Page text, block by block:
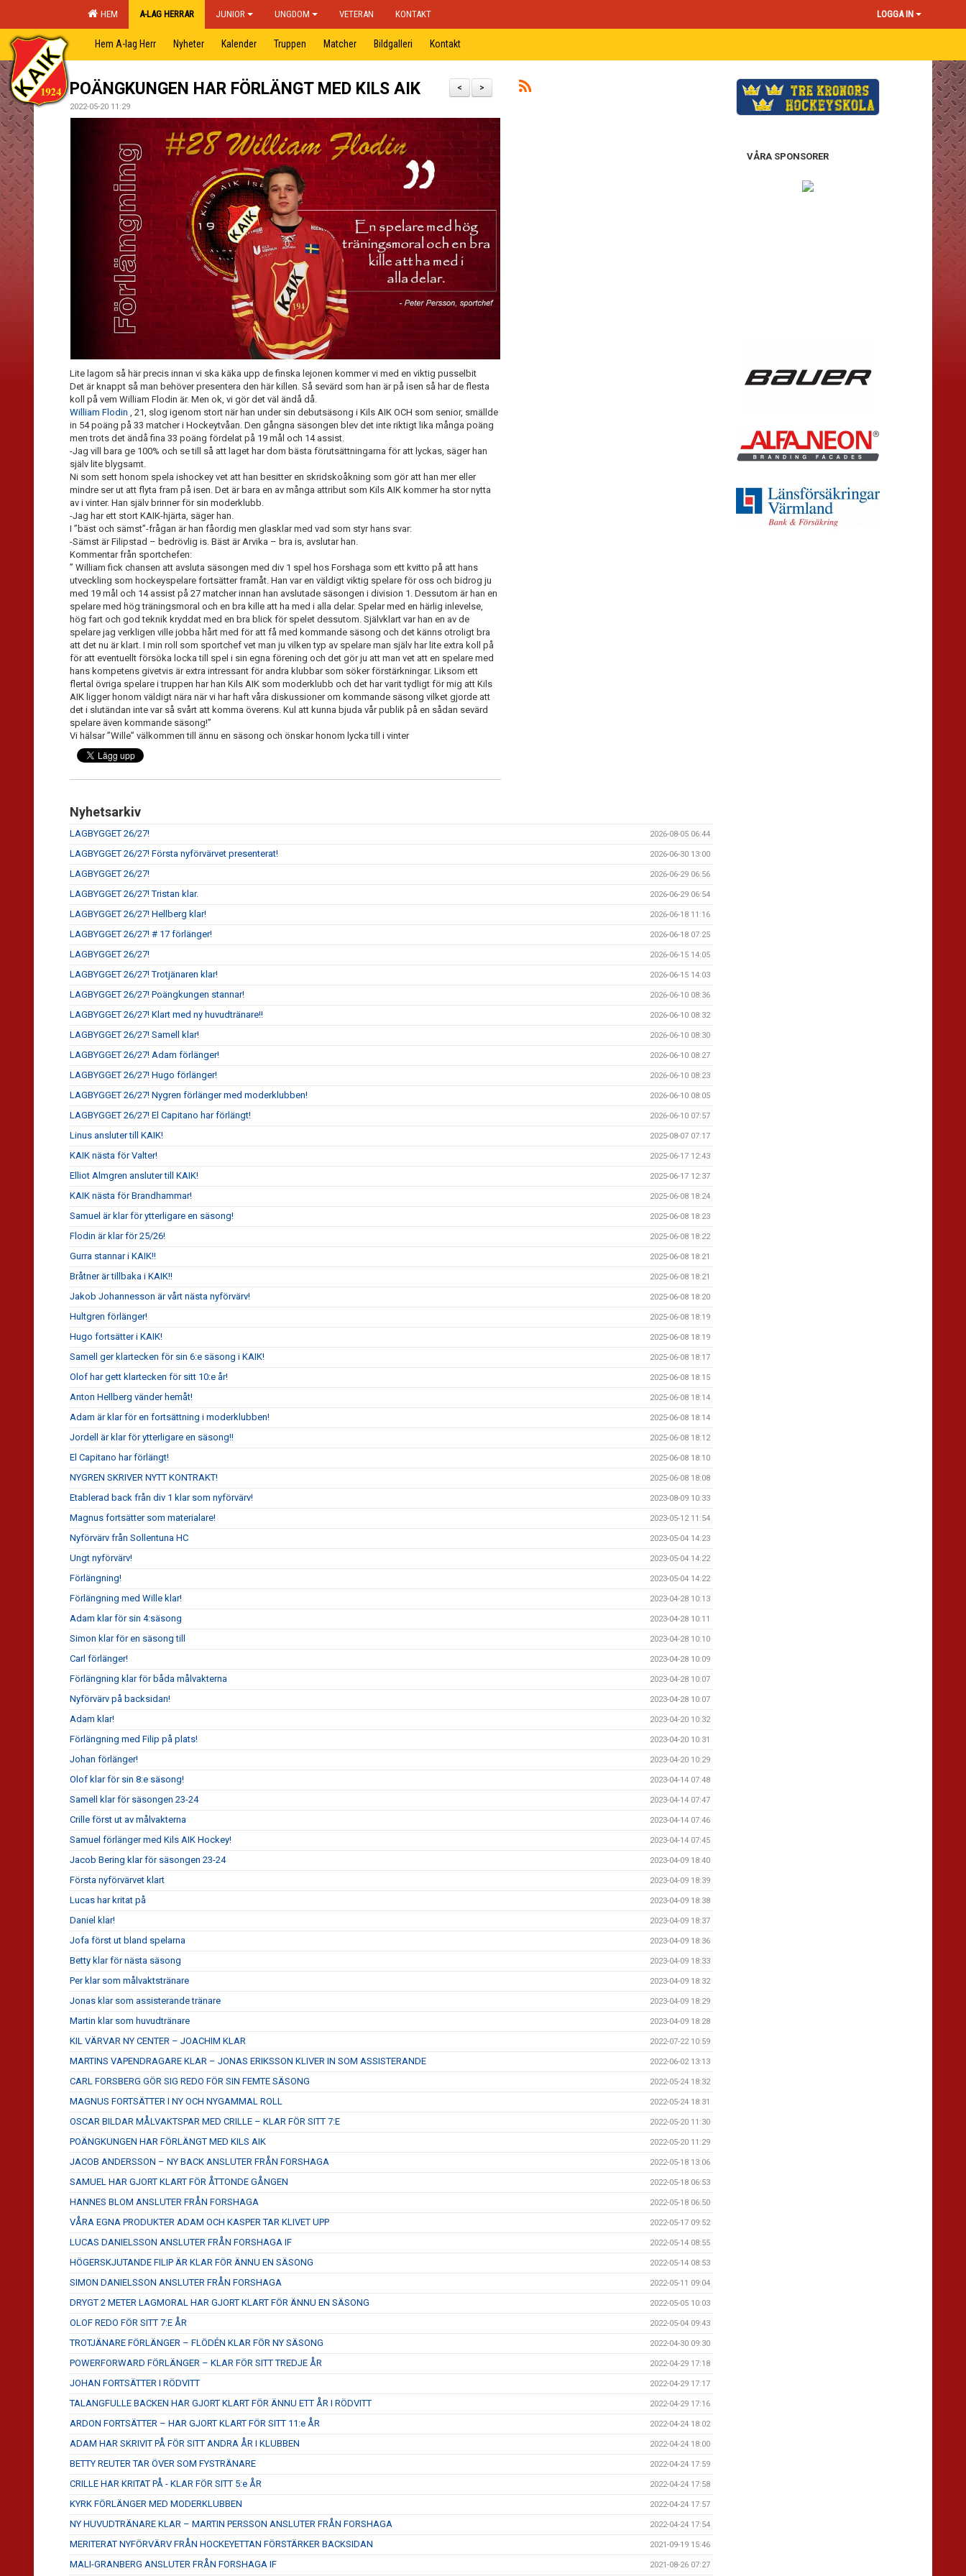
HEM A-LAG HERRAR JUNIOR UNGDOM VETERAN KONTAKT LOGGA IN
Hem A-lag Herr Nyheter Kalender Truppen Matcher Bildgalleri Kontakt
>
<
POÄNGKUNGEN HAR FÖRLÄNGT MED KILS AIK
2022-05-20 11:29
Lite lagom så här precis innan vi ska käka upp de finska lejonen kommer vi med en viktig pusselbit
Det är knappt så man behöver presentera den här killen. Så sevärd som han är på isen så har de flesta
koll på vem William Flodin är. Men ok, vi gör det väl ändå då.
William Flodin , 21, slog igenom stort när han under sin debutsäsong i Kils AIK OCH som senior, smällde
in 54 poäng på 33 matcher i Hockeytvåan. Den gångna säsongen blev det inte riktigt lika många poäng
men trots det ändå fina 33 poäng fördelat på 19 mål och 14 assist.
-Jag vill bara ge 100% och se till så att laget har dom bästa förutsättningarna för att lyckas, säger han
själv lite blygsamt.
Ni som sett honom spela ishockey vet att han besitter en skridskoåkning som gör att han mer eller
mindre ser ut att flyta fram på isen. Det är bara en av många attribut som Kils AIK kommer ha stor nytta
av i vinter. Han själv brinner för sin moderklubb.
-Jag har ett stort KAIK-hjärta, säger han.
I ”bäst och sämst”-frågan är han fåordig men glasklar med vad som styr hans svar:
-Sämst är Filipstad – bedrövlig is. Bäst är Arvika – bra is, avslutar han.
Kommentar från sportchefen:
” William fick chansen att avsluta säsongen med div 1 spel hos Forshaga som ett kvitto på att hans
utveckling som hockeyspelare fortsätter framåt. Han var en väldigt viktig spelare för oss och bidrog ju
med 19 mål och 14 assist på 27 matcher innan han avslutade säsongen i division 1. Dessutom är han en
spelare med hög träningsmoral och en bra kille att ha med i alla delar. Spelar med en härlig inlevelse,
hög fart och god teknik kryddat med en bra blick för spelet dessutom. Självklart var han en av de
spelare jag verkligen ville jobba hårt med för att få med kommande säsong och det känns otroligt bra
att det nu är klart. I min roll som sportchef vet man ju vilken typ av spelare man själv har lite extra koll på
för att eventuellt försöka locka till spel i sin egna förening och det gör ju att man vet att en spelare med
hans kompetens givetvis är extra intressant för andra klubbar som söker förstärkningar. Liksom ett
flertal övriga spelare i truppen har han Kils AIK som moderklubb och det har varit tydligt för mig att Kils
AIK ligger honom väldigt nära när vi har haft våra diskussioner om kommande säsong vilket gjorde att
det i slutändan inte var så svårt att komma överens. Kul att kunna bjuda vår publik på en sådan sevärd
spelare även kommande säsong!”
Vi hälsar ”Wille” välkommen till ännu en säsong och önskar honom lycka till i vinter
Nyhetsarkiv
LAGBYGGET 26/27! 2026-08-05 06:44
LAGBYGGET 26/27! Första nyförvärvet presenterat! 2026-06-30 13:00
LAGBYGGET 26/27! 2026-06-29 06:56
LAGBYGGET 26/27! Tristan klar. 2026-06-29 06:54
LAGBYGGET 26/27! Hellberg klar! 2026-06-18 11:16
LAGBYGGET 26/27! # 17 förlänger! 2026-06-18 07:25
LAGBYGGET 26/27! 2026-06-15 14:05
LAGBYGGET 26/27! Trotjänaren klar! 2026-06-15 14:03
LAGBYGGET 26/27! Poängkungen stannar! 2026-06-10 08:36
LAGBYGGET 26/27! Klart med ny huvudtränare!! 2026-06-10 08:32
LAGBYGGET 26/27! Samell klar! 2026-06-10 08:30
LAGBYGGET 26/27! Adam förlänger! 2026-06-10 08:27
LAGBYGGET 26/27! Hugo förlänger! 2026-06-10 08:23
LAGBYGGET 26/27! Nygren förlänger med moderklubben! 2026-06-10 08:05
LAGBYGGET 26/27! El Capitano har förlängt! 2026-06-10 07:57
Linus ansluter till KAIK! 2025-08-07 07:17
KAIK nästa för Valter! 2025-06-17 12:43
Elliot Almgren ansluter till KAIK! 2025-06-17 12:37
KAIK nästa för Brandhammar! 2025-06-08 18:24
Samuel är klar för ytterligare en säsong! 2025-06-08 18:23
Flodin är klar för 25/26! 2025-06-08 18:22
Gurra stannar i KAIK!! 2025-06-08 18:21
Bråtner är tillbaka i KAIK!! 2025-06-08 18:21
Jakob Johannesson är vårt nästa nyförvärv! 2025-06-08 18:20
Hultgren förlänger! 2025-06-08 18:19
Hugo fortsätter i KAIK! 2025-06-08 18:19
Samell ger klartecken för sin 6:e säsong i KAIK! 2025-06-08 18:17
Olof har gett klartecken för sitt 10:e år! 2025-06-08 18:15
Anton Hellberg vänder hemåt! 2025-06-08 18:14
Adam är klar för en fortsättning i moderklubben! 2025-06-08 18:14
Jordell är klar för ytterligare en säsong!! 2025-06-08 18:12
El Capitano har förlängt! 2025-06-08 18:10
NYGREN SKRIVER NYTT KONTRAKT! 2025-06-08 18:08
Etablerad back från div 1 klar som nyförvärv! 2023-08-09 10:33
Magnus fortsätter som materialare! 2023-05-12 11:54
Nyförvärv från Sollentuna HC 2023-05-04 14:23
Ungt nyförvärv! 2023-05-04 14:22
Förlängning! 2023-05-04 14:22
Förlängning med Wille klar! 2023-04-28 10:13
Adam klar för sin 4:säsong 2023-04-28 10:11
Simon klar för en säsong till 2023-04-28 10:10
Carl förlänger! 2023-04-28 10:09
Förlängning klar för båda målvakterna 2023-04-28 10:07
Nyförvärv på backsidan! 2023-04-28 10:07
Adam klar! 2023-04-20 10:32
Förlängning med Filip på plats! 2023-04-20 10:31
Johan förlänger! 2023-04-20 10:29
Olof klar för sin 8:e säsong! 2023-04-14 07:48
Samell klar för säsongen 23-24 2023-04-14 07:47
Crille först ut av målvakterna 2023-04-14 07:46
Samuel förlänger med Kils AIK Hockey! 2023-04-14 07:45
Jacob Bering klar för säsongen 23-24 2023-04-09 18:40
Första nyförvärvet klart 2023-04-09 18:39
Lucas har kritat på 2023-04-09 18:38
Daniel klar! 2023-04-09 18:37
Jofa först ut bland spelarna 2023-04-09 18:36
Betty klar för nästa säsong 2023-04-09 18:33
Per klar som målvaktstränare 2023-04-09 18:32
Jonas klar som assisterande tränare 2023-04-09 18:29
Martin klar som huvudtränare 2023-04-09 18:28
KIL VÄRVAR NY CENTER – JOACHIM KLAR 2022-07-22 10:59
MARTINS VAPENDRAGARE KLAR – JONAS ERIKSSON KLIVER IN SOM ASSISTERANDE 2022-06-02 13:13
CARL FORSBERG GÖR SIG REDO FÖR SIN FEMTE SÄSONG 2022-05-24 18:32
MAGNUS FORTSÄTTER I NY OCH NYGAMMAL ROLL 2022-05-24 18:31
OSCAR BILDAR MÅLVAKTSPAR MED CRILLE – KLAR FÖR SITT 7:E 2022-05-20 11:30
POÄNGKUNGEN HAR FÖRLÄNGT MED KILS AIK 2022-05-20 11:29
JACOB ANDERSSON – NY BACK ANSLUTER FRÅN FORSHAGA 2022-05-18 13:06
SAMUEL HAR GJORT KLART FÖR ÅTTONDE GÅNGEN 2022-05-18 06:53
HANNES BLOM ANSLUTER FRÅN FORSHAGA 2022-05-18 06:50
VÅRA EGNA PRODUKTER ADAM OCH KASPER TAR KLIVET UPP 2022-05-17 09:52
LUCAS DANIELSSON ANSLUTER FRÅN FORSHAGA IF 2022-05-14 08:55
HÖGERSKJUTANDE FILIP ÄR KLAR FÖR ÄNNU EN SÄSONG 2022-05-14 08:53
SIMON DANIELSSON ANSLUTER FRÅN FORSHAGA 2022-05-11 09:04
DRYGT 2 METER LAGMORAL HAR GJORT KLART FÖR ÄNNU EN SÄSONG 2022-05-05 10:03
OLOF REDO FÖR SITT 7:E ÅR 2022-05-04 09:43
TROTJÄNARE FÖRLÄNGER – FLÖDÉN KLAR FÖR NY SÄSONG 2022-04-30 09:30
POWERFORWARD FÖRLÄNGER – KLAR FÖR SITT TREDJE ÅR 2022-04-29 17:18
JOHAN FORTSÄTTER I RÖDVITT 2022-04-29 17:17
TALANGFULLE BACKEN HAR GJORT KLART FÖR ÄNNU ETT ÅR I RÖDVITT 2022-04-29 17:16
ARDON FORTSÄTTER – HAR GJORT KLART FÖR SITT 11:e ÅR 2022-04-24 18:02
ADAM HAR SKRIVIT PÅ FÖR SITT ANDRA ÅR I KLUBBEN 2022-04-24 18:00
BETTY REUTER TAR ÖVER SOM FYSTRÄNARE 2022-04-24 17:59
CRILLE HAR KRITAT PÅ - KLAR FÖR SITT 5:e ÅR 2022-04-24 17:58
KYRK FÖRLÄNGER MED MODERKLUBBEN 2022-04-24 17:57
NY HUVUDTRÄNARE KLAR – MARTIN PERSSON ANSLUTER FRÅN FORSHAGA 2022-04-24 17:54
MERITERAT NYFÖRVÄRV FRÅN HOCKEYETTAN FÖRSTÄRKER BACKSIDAN 2021-09-19 15:46
MALI-GRANBERG ANSLUTER FRÅN FORSHAGA IF 2021-08-26 07:27
VÅRA SPONSORER